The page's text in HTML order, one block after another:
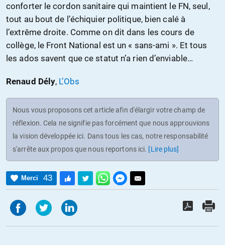
conforter le cordon sanitaire qui maintient le FN, seul,
tout au bout de l’échiquier politique, bien calé à
l’extrême droite. Comme on dit dans les cours de
collège, le Front National est un « sans-ami ». Et tous
les ados savent que ce statut n’a rien d’enviable…
Renaud Dély, L’Obs
Nous vous proposons cet article afin d'élargir votre champ de
réflexion. Cela ne signifie pas forcément que nous approuvions
la vision développée ici. Dans tous les cas, notre responsabilité
s'arrête aux propos que nous reportons ici. [Lire plus]
Merci 43